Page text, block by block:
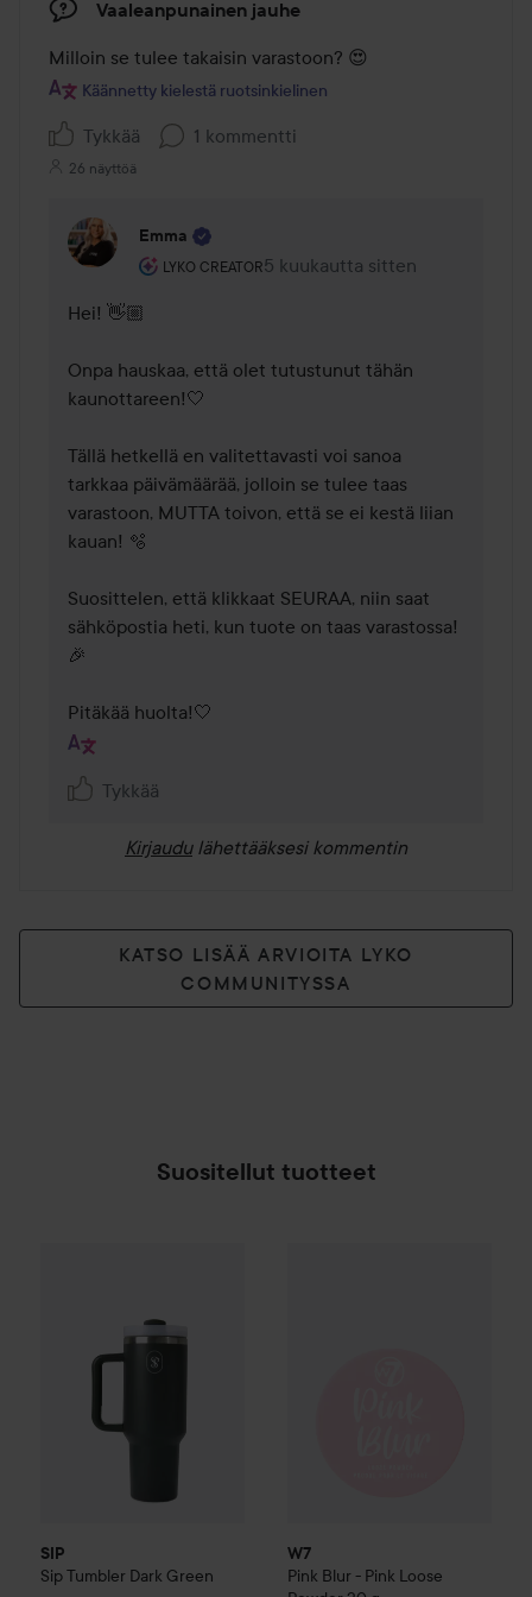
Vaaleanpunainen jauhe
Milloin se tulee takaisin varastoon? 😍
Käännetty kielestä ruotsinkielinen
Tykkää 1 kommentti
26 näyttöä
Emma
LYKO CREATOR
Käyttäjän rooli: Lyko Creator.
5 kuukautta sitten
Kommentti lisättiin 5
Hei! 👋🏼
Onpa hauskaa, että olet tutustunut tähän
kaunottareen!🤍
Tällä hetkellä en valitettavasti voi sanoa
tarkkaa päivämäärää, jolloin se tulee taas
varastoon, MUTTA toivon, että se ei kestä liian
kauan! 🫧
Suosittelen, että klikkaat SEURAA, niin saat
sähköpostia heti, kun tuote on taas varastossa!
🎉
Pitäkää huolta!🤍
Tykkää
Kirjaudu lähettääksesi kommentin
KATSO LISÄÄ ARVIOITA LYKO
COMMUNITYSSA
Suositellut tuotteet
SIP
Sip Tumbler Dark Green
W7
Pink Blur - Pink Loose